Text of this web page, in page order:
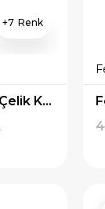
7
Ferrucci FER.03781M.06 Çelik Kordon Erkek Kol Saati